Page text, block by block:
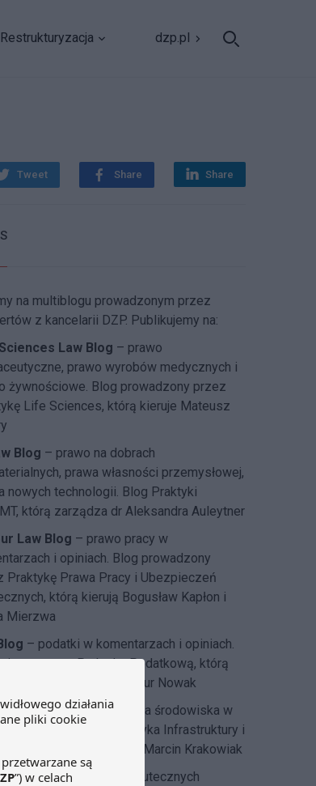
Restrukturyzacja dzp.pl
Tweet Share Share
na multiblogu prowadzonym przez
z kancelarii DZP. Publikujemy na:
Law Blog – prawo
prawo wyrobów medycznych i
żywnościowe. Blog prowadzony przez
Life Sciences, którą kieruje Mateusz
Blog – prawo na dobrach
prawa własności przemysłowej,
nowych technologii. Blog Praktyki
którą zarządza dr Aleksandra Auleytner
Law Blog – prawo pracy w
i opiniach. Blog prowadzony
Praktykę Prawa Pracy i Ubezpieczeń
którą kierują Bogusław Kapłon i
Mierzwa
– podatki w komentarzach i opiniach.
przez Praktykę Podatkową, którą
Joanna Wierzejska i Artur Nowak
środowiska– ochrona środowiska w
Blog tworzy Praktyka Infrastruktury i
której szefem jest Marcin Krakowiak
Blog
– o skutecznych